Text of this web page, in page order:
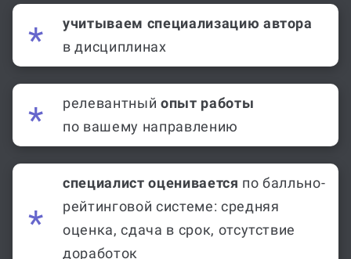
учитываем специализацию автора
в дисциплинах
релевантный опыт работы
по вашему направлению
специалист оценивается по балльно-
рейтинговой системе: средняя
оценка, сдача в срок, отсутствие